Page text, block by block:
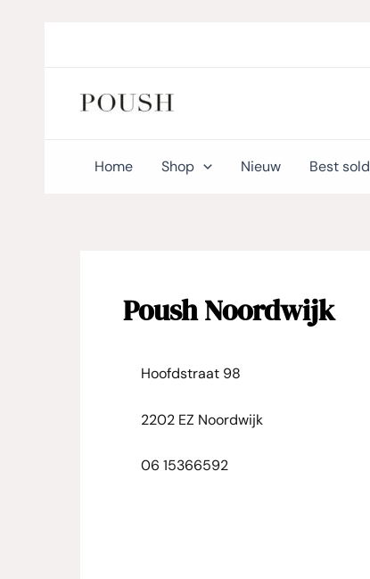
Home Shop Nieuw Best sold
Poush Noordwijk
Hoofdstraat 98
2202 EZ Noordwijk
06 15366592